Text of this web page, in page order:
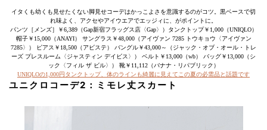
イタくも幼くも見せたくない脚見せコーデはかっこよさを意識するのがコツ。黒ベースで切
れ味よく、アクセやアイウエアでエッジィに、がポイントに。
パンツ［メンズ］￥6,389（Gap新宿フラッグス店〈Gap〉）タンクトップ￥1,000（UNIQLO）
帽子￥15,000（ANAYI） サングラス￥48,000（アイヴァン 7285 トウキョウ〈アイヴァン
7285〉） ピアス￥18,500（アビステ） バングル￥43,000～（ジャック・オブ・オール・トレ
ーズ プレスルーム〈ジャスティン デイビス〉） ベルト￥13,000（wb） バッグ￥13,000（シ
ック〈フィル ザ ビル〉） 靴￥11,112（バナナ・リパブリック）
UNIQLOの1,000円タンクトップ、体のラインも綺麗に見えてこの夏の必需品と話題です
ユニクロコーデ2：ミモレ丈スカート